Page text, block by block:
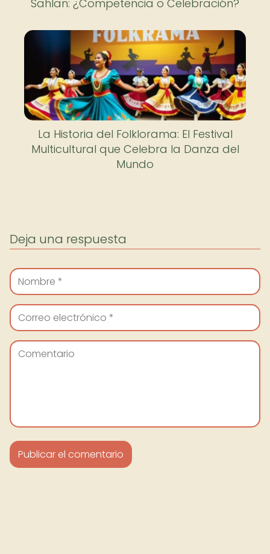
Sahlan: ¿Competencia o Celebración?
La Historia del Folklorama: El Festival
Multicultural que Celebra la Danza del
Mundo
Deja una respuesta